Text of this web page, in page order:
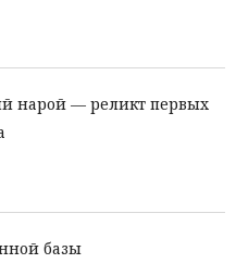
нарой — реликт первых
базы